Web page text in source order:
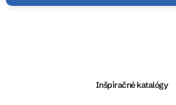
Inšpiračné katalógy